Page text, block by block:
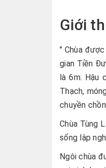
Giới
" Chùa
gian Tiền
là 6m. Hậu
Thạch,
chuyền
Chùa Tùng
sống lập
Ngôi chùa